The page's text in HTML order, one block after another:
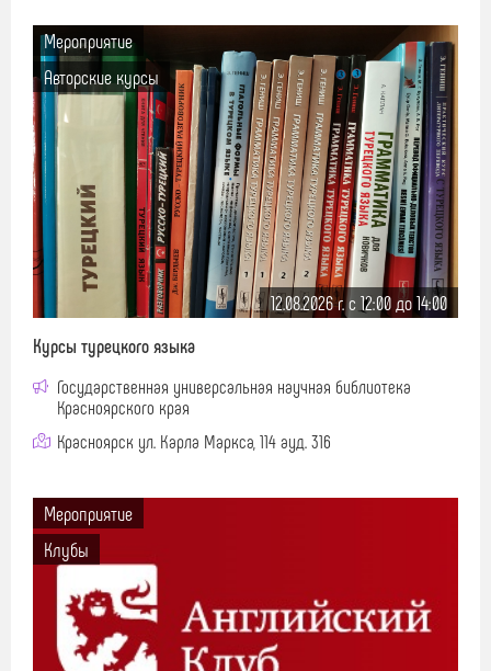
Мероприятие
Авторские курсы
12.08.2026 г. c 12:00 до 14:00
Курсы турецкого языка
Государственная универсальная научная библиотека
Красноярского края
Красноярск ул. Карла Маркса, 114 ауд. 316
Мероприятие
Клубы